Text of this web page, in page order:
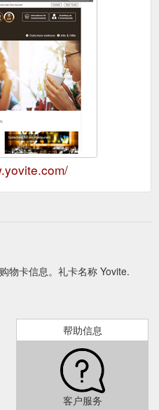
物卡信息。礼卡名称 Yovite.
帮助信息
客户服务